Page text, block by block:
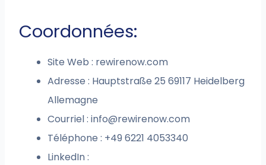
Coordonnées:
Site Web : rewirenow.com
Adresse : Hauptstraße 25 69117 Heidelberg
Allemagne
Courriel :info@rewirenow.com
Téléphone : +49 6221 4053340
LinkedIn :